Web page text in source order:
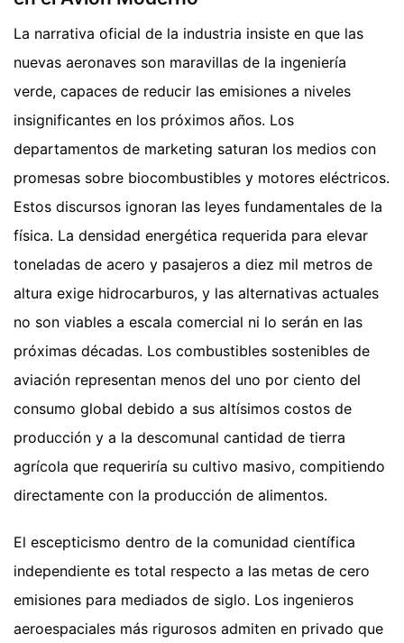
La narrativa oficial de la industria insiste en que las
nuevas aeronaves son maravillas de la ingeniería
verde, capaces de reducir las emisiones a niveles
insignificantes en los próximos años. Los
departamentos de marketing saturan los medios con
promesas sobre biocombustibles y motores eléctricos.
Estos discursos ignoran las leyes fundamentales de la
física. La densidad energética requerida para elevar
toneladas de acero y pasajeros a diez mil metros de
altura exige hidrocarburos, y las alternativas actuales
no son viables a escala comercial ni lo serán en las
próximas décadas. Los combustibles sostenibles de
aviación representan menos del uno por ciento del
consumo global debido a sus altísimos costos de
producción y a la descomunal cantidad de tierra
agrícola que requeriría su cultivo masivo, compitiendo
directamente con la producción de alimentos.
El escepticismo dentro de la comunidad científica
independiente es total respecto a las metas de cero
emisiones para mediados de siglo. Los ingenieros
aeroespaciales más rigurosos admiten en privado que